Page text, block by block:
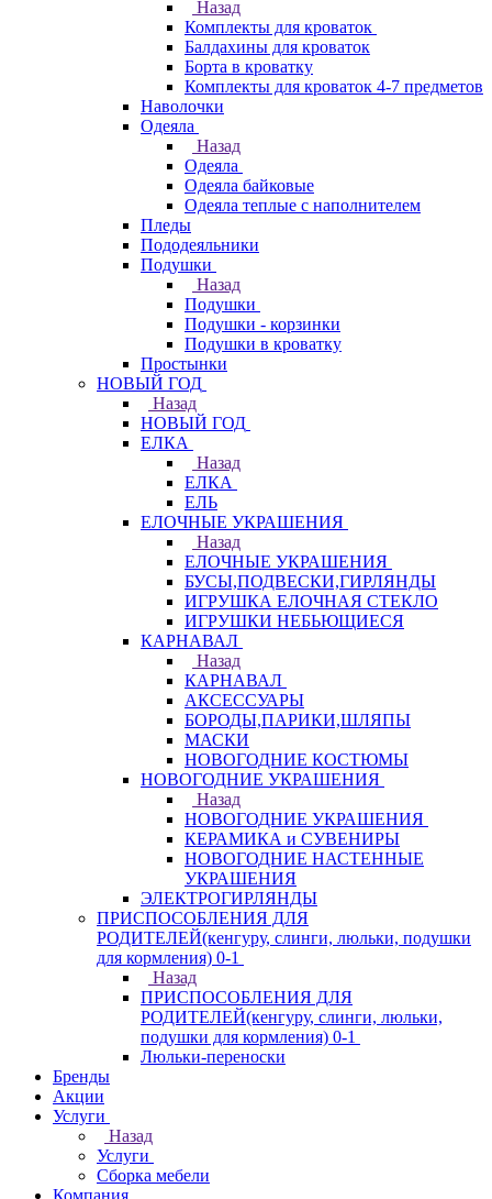
Назад
Комплекты для кроваток
Балдахины для кроваток
Борта в кроватку
Комплекты для кроваток 4-7 предметов
Наволочки
Одеяла
Назад
Одеяла
Одеяла байковые
Одеяла теплые с наполнителем
Пледы
Пододеяльники
Подушки
Назад
Подушки
Подушки - корзинки
Подушки в кроватку
Простынки
НОВЫЙ ГОД
Назад
НОВЫЙ ГОД
ЕЛКА
Назад
ЕЛКА
ЕЛЬ
ЕЛОЧНЫЕ УКРАШЕНИЯ
Назад
ЕЛОЧНЫЕ УКРАШЕНИЯ
БУСЫ,ПОДВЕСКИ,ГИРЛЯНДЫ
ИГРУШКА ЕЛОЧНАЯ СТЕКЛО
ИГРУШКИ НЕБЬЮЩИЕСЯ
КАРНАВАЛ
Назад
КАРНАВАЛ
АКСЕССУАРЫ
БОРОДЫ,ПАРИКИ,ШЛЯПЫ
МАСКИ
НОВОГОДНИЕ КОСТЮМЫ
НОВОГОДНИЕ УКРАШЕНИЯ
Назад
НОВОГОДНИЕ УКРАШЕНИЯ
КЕРАМИКА и СУВЕНИРЫ
НОВОГОДНИЕ НАСТЕННЫЕ
УКРАШЕНИЯ
ЭЛЕКТРОГИРЛЯНДЫ
ПРИСПОСОБЛЕНИЯ ДЛЯ
РОДИТЕЛЕЙ(кенгуру, слинги, люльки, подушки
для кормления) 0-1
Назад
ПРИСПОСОБЛЕНИЯ ДЛЯ
РОДИТЕЛЕЙ(кенгуру, слинги, люльки,
подушки для кормления) 0-1
Люльки-переноски
Бренды
Акции
Услуги
Назад
Услуги
Сборка мебели
Компания